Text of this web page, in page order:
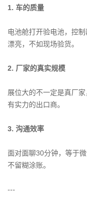
1. 车的质量
电池舱打开验电池，控
漂亮，不如现场验货。
2. 厂家的真实规模
展位大的不一定是真厂
有实力的出口商。
3. 沟通效率
面对面聊30分钟，等于
不留糊涂账。
---